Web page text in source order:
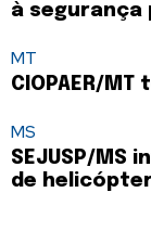
à segurança
MT
CIOPAER/
MS
SEJUSP/MS
de